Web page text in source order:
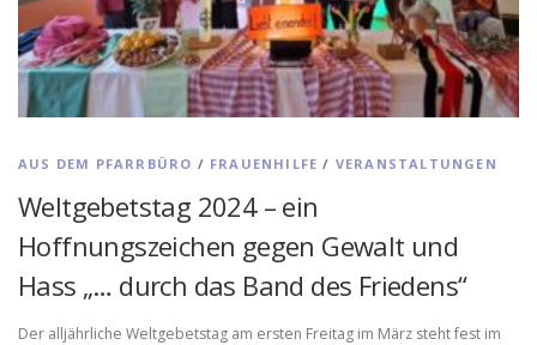
AUS DEM PFARRBÜRO / FRAUENHILFE / VERANSTALTUNGEN
Weltgebetstag 2024 – ein
Hoffnungszeichen gegen Gewalt und
Hass „… durch das Band des Friedens“
Der alljährliche Weltgebetstag am ersten Freitag im März steht fest im